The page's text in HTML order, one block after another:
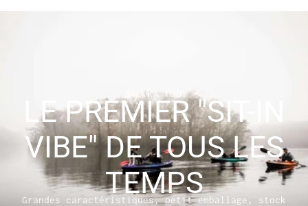
LE PREMIER "SIT-IN
VIBE" DE TOUS LES
TEMPS
SHAKA 100
Grandes caractéristiques, petit emballage, stock